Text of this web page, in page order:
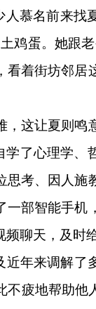
人慕名前来找
鸡蛋。她跟
着街坊邻居
这让夏则鸣
学了心理学、
考、因人施
一部智能手机
聊天，及时
近年来调解
不疲地帮助他